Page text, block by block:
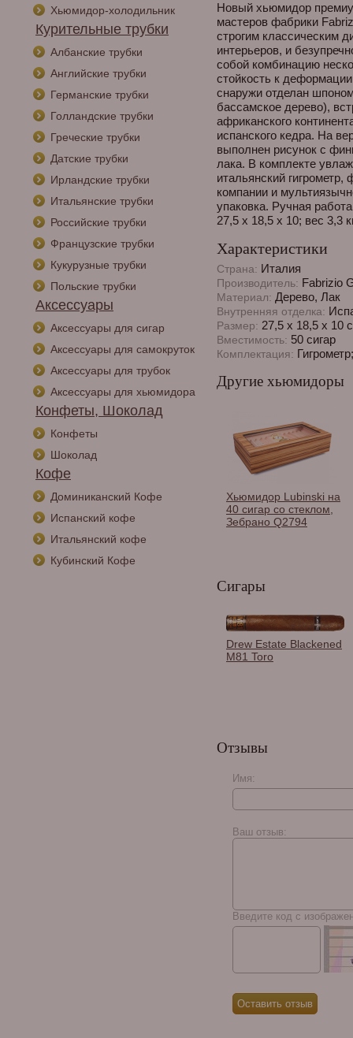
Хьюмидор-холодильник
Курительные трубки
Албанские трубки
Английские трубки
Германские трубки
Голландские трубки
Греческие трубки
Датские трубки
Ирландские трубки
Итальянские трубки
Российские трубки
Французские трубки
Кукурузные трубки
Польские трубки
Аксессуары
Аксессуары для сигар
Аксессуары для самокруток
Аксессуары для трубок
Аксессуары для хьюмидора
Конфеты, Шоколад
Конфеты
Шоколад
Кофе
Доминиканский Кофе
Испанский кофе
Итальянский кофе
Кубинский Кофе
Новый хьюмидор
мастеров фабрики
строгим классическим
интерьеров, и
собой комбинацию
стойкость к
снаружи отделан
бассамское дерево),
африканского
испанского кедра. На
выполнен рисунок с
лака. В комплекте
итальянский
компании и
упаковка. Ручная
27,5 х 18,5 х 10; вес 3,3
Характеристики
Страна: Италия
Производитель: Fabrizio
Материал: Дерево, Лак
Внутренняя отделка:
Размер: 27,5 х 18,5 х 10
Вместимость: 50 сигар
Комплектация:
Другие хьюмидоры
Хьюмидор Lubinski на
40 сигар со стеклом,
Зебрано Q2794
Color, на 50 сигар,
Сигары
Drew Estate Blackened
M81 Toro
Caldwell Long Live The
King Jalapeno
Отзывы
Имя:
Ваш отзыв:
Введите код с